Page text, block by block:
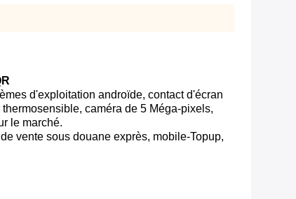
d'exploitation androïde, contact d'écran
caméra de 5 Méga-pixels,
le marché.
vente sous douane exprès, mobile-Topup,